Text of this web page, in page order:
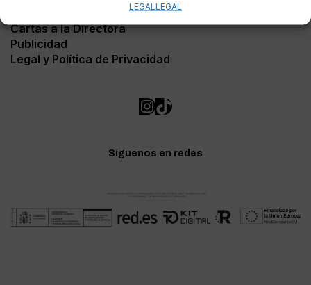
LEGAL LEGAL
Cartas a la Directora
Publicidad
Legal y Política de Privacidad
Síguenos en redes